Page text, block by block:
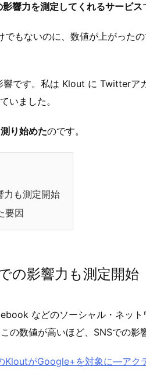
影響力を測定してくれるサービス
でもないのに、数値が上がった
響です。私は Klout に Twitterア
いました。
り始めたのです。
も測定開始
要因
の影響力も測定開始
などのソーシャル・ネット
の数値が高いほど、SNSでの影
KloutがGoogle+を対象に―アク